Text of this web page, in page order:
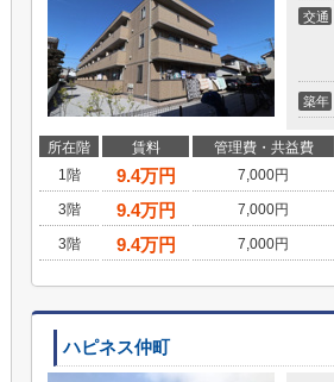
交通
築年
所在階 賃料 管理費・共益費
1階
9.4万円 7,000円
3階
9.4万円 7,000円
3階
9.4万円 7,000円
ハピネス仲町